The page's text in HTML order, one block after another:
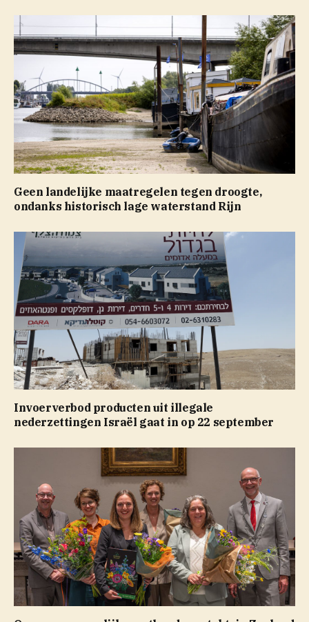
Geen landelijke maatregelen tegen droogte,
ondanks historisch lage waterstand Rijn
Invoerverbod producten uit illegale
nederzettingen Israël gaat in op 22 september